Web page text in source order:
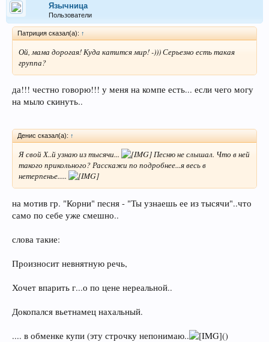
Язычница
Пользователи
Патриция сказал(а): ↑
Ой, мама дорогая! Куда катится мир! -))) Серьезно есть такая
группа?
да!!! честно говорю!!! у меня на компе есть... если чего могу
на мыло скинуть..
Денис сказал(а): ↑
Я свой Х..й узнаю из тысячи...
Песню не слышал. Что в ней
такого прикольного? Расскажи по подробнее...я весь в
нетерпенье.....
на мотив гр. "Корни" песня - "Ты узнаешь ее из тысячи"..что
само по себе уже смешно..
слова такие:
Произносит невнятную речь,
Хочет впарить г...о по цене нереальной..
Докопался вьетнамец нахальный.
.... в обменке купи (эту строчку непонимаю.. ()